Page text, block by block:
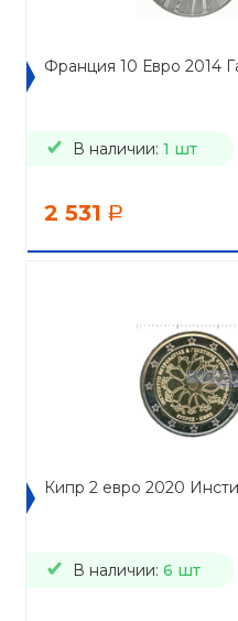
Франция 10 Евро 2014
В наличии: 1 шт
2 531 a
Кипр 2 евро 2020
В наличии: 6 шт